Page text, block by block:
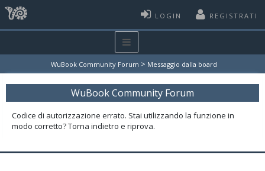
LOGIN REGISTRATI
WuBook Community Forum > Messaggio dalla board
WuBook Community Forum
Codice di autorizzazione errato. Stai utilizzando la funzione in
modo corretto? Torna indietro e riprova.